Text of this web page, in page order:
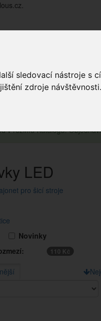
sledovací nástroje s
zdroje návštěvnosti.
v režimu Katalogu.
LED
pro šicí stroje
Novinky
110 Kč